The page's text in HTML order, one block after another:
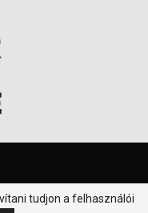
jog fenntartva.
tudjon a felhasználói